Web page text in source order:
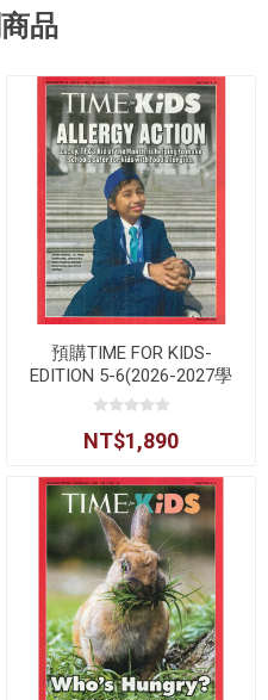
品
預購TIME FOR KIDS-
EDITION 5-6(2026-2027學
年)
NT$1,890